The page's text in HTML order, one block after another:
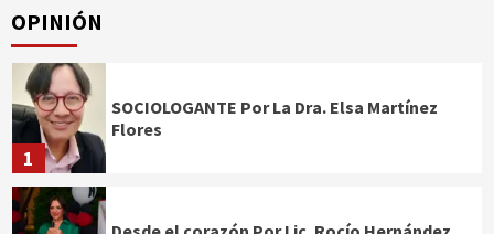
OPINIÓN
1
SOCIOLOGANTE Por La Dra. Elsa Martínez
Flores